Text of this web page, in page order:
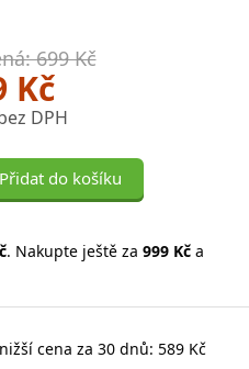
699 Kč
Kč
DPH
Přidat do košíku
. Nakupte ještě za 999 Kč a
cena za 30 dnů: 589 Kč